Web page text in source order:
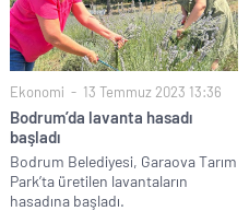
Ekonomi 13 Temmuz 2023 13:36
Bodrum’da lavanta hasadı
başladı
Bodrum Belediyesi, Garaova Tarım
Park’ta üretilen lavantaların
hasadına başladı.